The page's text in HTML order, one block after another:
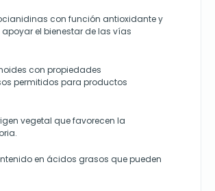
con función antioxidante y
el bienestar de las vías
con propiedades
permitidos para productos
vegetal que favorecen la
en ácidos grasos que pueden